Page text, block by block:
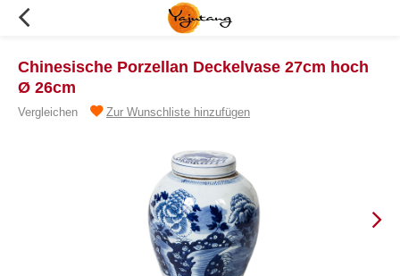
Chinesische Porzellan Deckelvase 27cm hoch
Ø 26cm
Vergleichen Zur Wunschliste hinzufügen